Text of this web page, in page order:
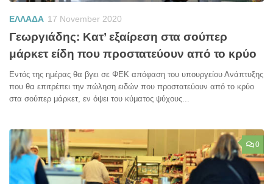
ΕΛΛΑΔΑ 17 November 2020
Γεωργιάδης: Κατ’ εξαίρεση στα σούπερ
μάρκετ είδη που προστατεύουν από το κρύο
Εντός της ημέρας θα βγει σε ΦΕΚ απόφαση του υπουργείου Ανάπτυξης
που θα επιτρέπει την πώληση ειδών που προστατεύουν από το κρύο
στα σούπερ μάρκετ, εν όψει του κύματος ψύχους...
0